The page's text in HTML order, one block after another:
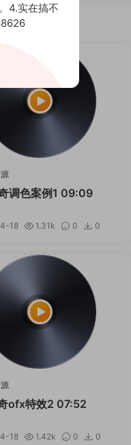
调色案例1 09:09
18 1.31k 0 0
ofx特效2 07:52
18 1.42k 0 0
4.实在搞不